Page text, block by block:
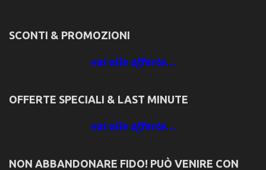
SCONTI & PROMOZIONI
vai alle offerte…
OFFERTE SPECIALI & LAST MINUTE
vai alle offerte…
NON ABBANDONARE FIDO! PUÒ VENIRE CON